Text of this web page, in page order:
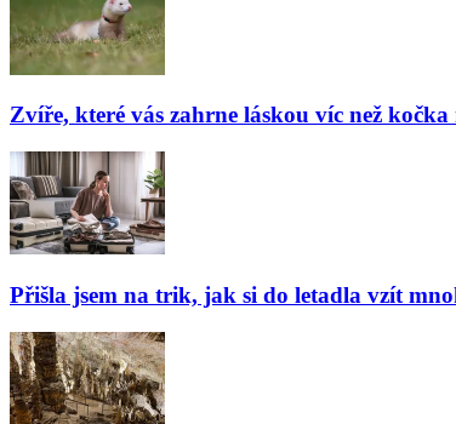
Zvíře, které vás zahrne láskou víc než
Přišla jsem na trik, jak si do letadla vzít